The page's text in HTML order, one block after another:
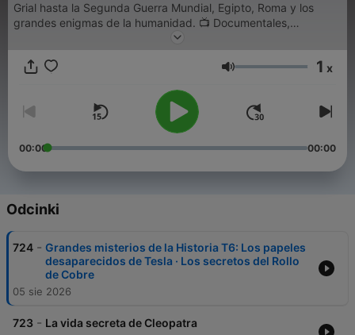
Grial hasta la Segunda Guerra Mundial, Egipto, Roma y los
grandes enigmas de la humanidad. 📺 Documentales,
se publican sin importar que sean de Derechas o izquierdas ,
Głośność 1 x
00:00 00:00
Odcinki
724 - Grandes misterios de la Historia T6: Los papeles
desaparecidos de Tesla · Los secretos del Rollo
de Cobre
05 sie 2026
723 - La vida secreta de Cleopatra